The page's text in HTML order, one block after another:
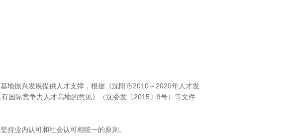
振兴发展提供人才支撑，根据《沈阳市2010～2020年人才发
国际竞争力人才高地的意见》（沈委发〔2015〕9号）等文件
业内认可和社会认可相统一的原则。